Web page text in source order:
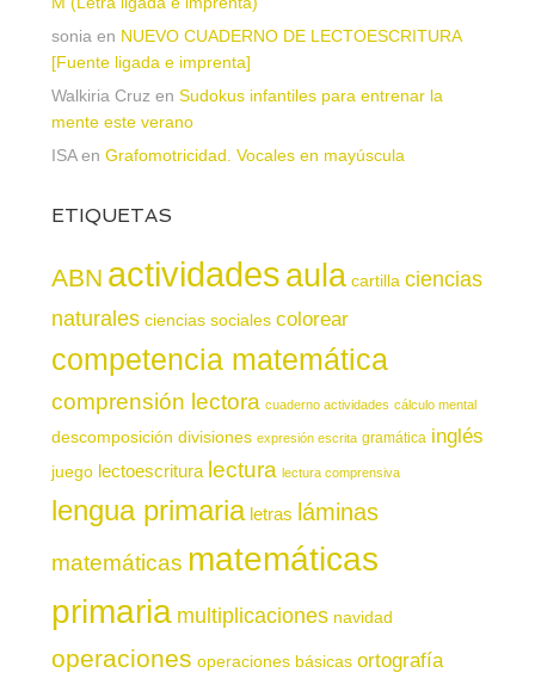
sonia en NUEVO CUADERNO DE LECTOESCRITURA
[Fuente ligada e imprenta]
Walkiria Cruz en Sudokus infantiles para entrenar la
mente este verano
ISAen Grafomotricidad. Vocales en mayúscula
ETIQUETAS
ABN actividadesaula cartilla ciencias
naturales ciencias sociales colorear
competencia matemática
comprensión lectora cuaderno actividades cálculo mental
descomposición divisiones expresión escrita gramática inglés
juego lectoescritura lectura lectura comprensiva
lengua primaria letras láminas
matemáticas matemáticas
primaria multiplicaciones navidad
operaciones operaciones básicas ortografía